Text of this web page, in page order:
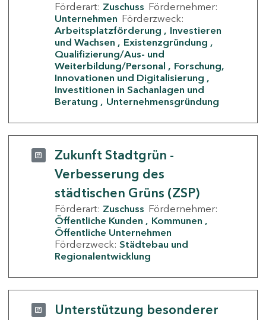
Förderart: Zuschuss Fördernehmer:
Unternehmen Förderzweck:
Arbeitsplatzförderung
Investieren
und Wachsen
Existenzgründung
Qualifizierung/Aus- und
Weiterbildung/Personal
Forschung,
Innovationen und Digitalisierung
Investitionen in Sachanlagen und
Beratung
Unternehmensgründung
Zukunft Stadtgrün -
Verbesserung des
städtischen Grüns (ZSP)
Förderart: Zuschuss Fördernehmer:
Öffentliche Kunden
Kommunen
Öffentliche Unternehmen
Förderzweck: Städtebau und
Regionalentwicklung
Unterstützung besonderer